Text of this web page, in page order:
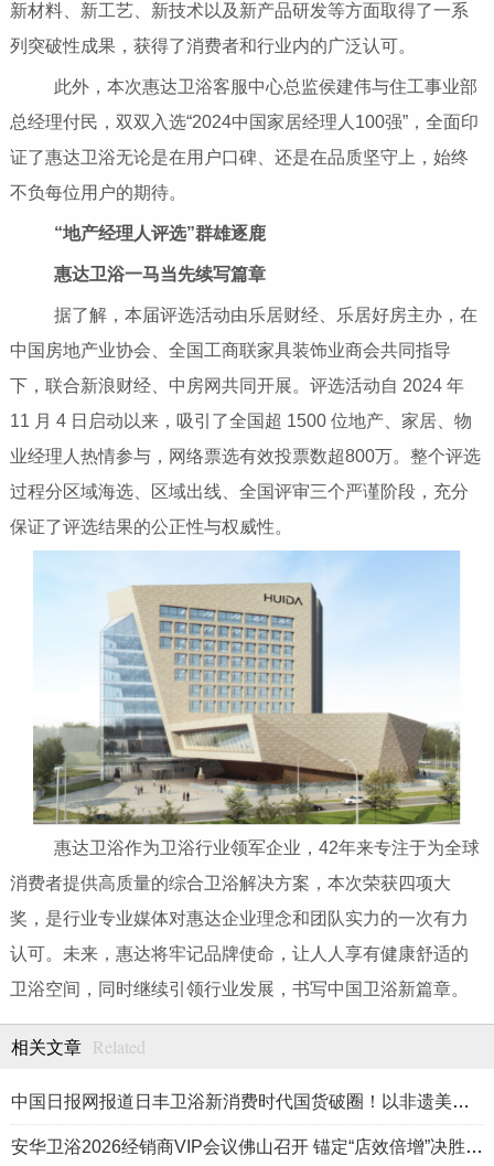
新材料、新工艺、新技术以及新产品研发等方面取得了一系
列突破性成果，获得了消费者和行业内的广泛认可。
此外，本次惠达卫浴客服中心总监侯建伟与住工事业部
总经理付民，双双入选“2024中国家居经理人100强”，全面印
证了惠达卫浴无论是在用户口碑、还是在品质坚守上，始终
不负每位用户的期待。
“地产经理人评选”群雄逐鹿
惠达卫浴一马当先续写篇章
据了解，本届评选活动由乐居财经、乐居好房主办，在
中国房地产业协会、全国工商联家具装饰业商会共同指导
下，联合新浪财经、中房网共同开展。评选活动自 2024 年
11 月 4 日启动以来，吸引了全国超 1500 位地产、家居、物
业经理人热情参与，网络票选有效投票数超800万。整个评选
过程分区域海选、区域出线、全国评审三个严谨阶段，充分
保证了评选结果的公正性与权威性。
惠达卫浴作为卫浴行业领军企业，42年来专注于为全球
消费者提供高质量的综合卫浴解决方案，本次荣获四项大
奖，是行业专业媒体对惠达企业理念和团队实力的一次有力
认可。未来，惠达将牢记品牌使命，让人人享有健康舒适的
卫浴空间，同时继续引领行业发展，书写中国卫浴新篇章。
相关文章 Related
中国日报网报道日丰卫浴新消费时代国货破圈！以非遗美学重构居家生活方式
安华卫浴2026经销商VIP会议佛山召开 锚定“店效倍增”决胜高端卫浴新赛道